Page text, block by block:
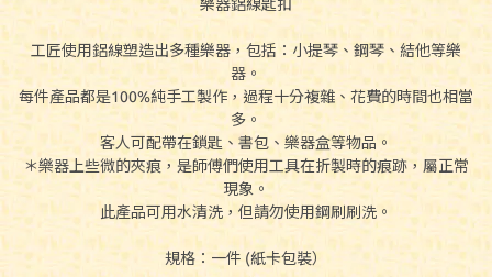
樂器鋁線匙扣
工匠使用鋁線塑造出多種樂器，包括：小提琴、鋼琴、結他等樂
器。
每件產品都是100%純手工製作，過程十分複雜、花費的時間也相當
多。
客人可配帶在鎖匙、書包、樂器盒等物品。
＊樂器上些微的夾痕，是師傅們使用工具在折製時的痕跡，屬正常
現象。
此產品可用水清洗，但請勿使用鋼刷刷洗。
規格：一件 (紙卡包裝）